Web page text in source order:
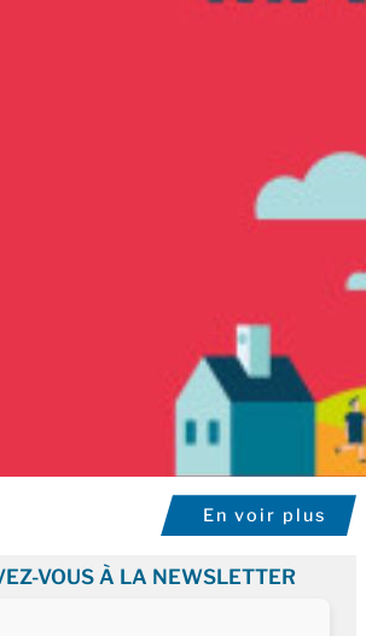
En voir plus
VOUS À LA NEWSLETTER